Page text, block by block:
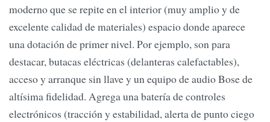
moderno que se repite en el interior (muy amplio y de
excelente calidad de materiales) espacio donde aparece
una dotación de primer nivel. Por ejemplo, son para
destacar, butacas eléctricas (delanteras calefactables),
acceso y arranque sin llave y un equipo de audio Bose de
altísima fidelidad. Agrega una batería de controles
electrónicos (tracción y estabilidad, alerta de punto ciego